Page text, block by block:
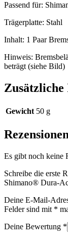
Passend für:
Trägerplatte: Stahl
Inhalt: 1 Paar
Hinweis:
beträgt (siehe Bild)
Gewicht 50 g
Rezensionen
Es gibt noch keine
Schreibe die erste
Shimano® Dura-
Deine E-Mail-
Felder sind mit *
Deine Bewertung *